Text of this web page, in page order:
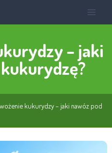
– jaki
kukurydzy – jaki nawóz pod